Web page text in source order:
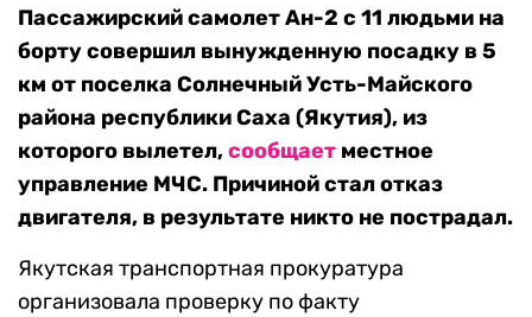
Пассажирский самолет Ан-2 с 11 людьми на
борту совершил вынужденную посадку в 5
км от поселка Солнечный Усть-Майского
района республики Саха (Якутия), из
которого вылетел,сообщает местное
управление МЧС. Причиной стал отказ
двигателя, в результате никто не пострадал.
Якутская транспортная прокуратура
организовала проверку по факту